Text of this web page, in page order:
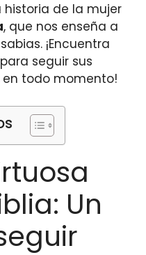
historia de la mujer
, que nos enseña a
¡Encuentra
seguir sus
en todo momento!
Un